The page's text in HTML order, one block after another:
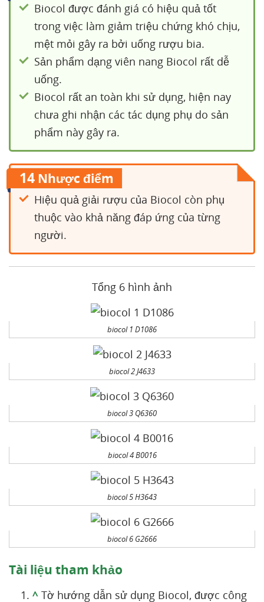
Biocol được đánh giá có hiệu quả tốt
trong việc làm giảm triệu chứng khó chịu,
mệt mỏi gây ra bởi uống rượu bia.
Sản phẩm dạng viên nang Biocol rất dễ
uống.
Biocol rất an toàn khi sử dụng, hiện nay
chưa ghi nhận các tác dụng phụ do sản
phẩm này gây ra.
14 Nhược điểm
Hiệu quả giải rượu của Biocol còn phụ
thuộc vào khả năng đáp ứng của từng
người.
Tổng 6 hình ảnh
biocol 1 D1086
biocol 2 J4633
biocol 3 Q6360
biocol 4 B0016
biocol 5 H3643
biocol 6 G2666
Tài liệu tham khảo
^ Tờ hướng dẫn sử dụng Biocol, được công